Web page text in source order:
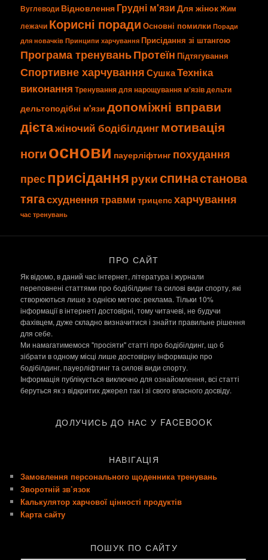
Вуглеводи Відновлення Грудні м'язи Для жінокЖим
лежачи Корисні поради Основні помилки Поради
для новачків Принципи харчування Присідання зі штангою
Програма тренуваньПротеїн Підтягування
Спортивне харчуванняСушкаТехніка
виконання Тренування для нарощування м'язівдельти
дельтоподібні м'язи допоміжні вправи
дієтажіночий бодібілдингмотивація
ногиоснови пауерліфтинг похудання
пресприсіданнярукиспинастанова
тягасхудненнятравми трицепсхарчування
час тренувань
ПРО САЙТ
Як відомо, в даний час інтернет, література і журнали
переповнені статтями про бодібілдинг та силові види спорту, які
створюються лише з однією метою: реклама. Тільки 10%
інформації в інтернеті достовірні, тому читачеві, не будучи
фахівцем, дуже складно визначитися і знайти правильне рішення
для себе.
Ми намагатимемося "просіяти" статті про бодібілдинг, що б
зібрати в одному місці лише достовірну інформацію про
бодібілдинг, пауерліфтинг та силові види спорту.
Інформація публікується виключно для ознайомлення, всі статті
беруться як з відкритих джерел так і зі свого власного досвіду.
ДОЛУЧИСЬ ДО НАС У FACEBOOK
НАВІГАЦІЯ
Замовлення персонального щоденника тренувань
Зворотній зв’язок
Калькулятор харчової цінності продуктів
Карта сайту
ПОШУК ПО САЙТУ